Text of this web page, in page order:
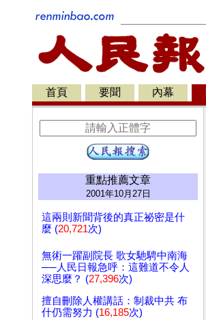
首頁 要聞 內幕
重點推薦文章
2001年10月27日
這兩則新聞背後的真正祕密是什
麼 (20,721次)
無術一躍副院長 歌女馳騁中南海
──人民日報急呼：這難道不令人
深思麼？ (27,396次)
擅自刪除人權講話：制裁中共 布
什仍需努力 (16,185次)